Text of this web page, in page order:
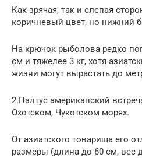
Как зрячая, так и слепая
коричневый цвет, но нижний
На крючок рыболова редко
см и тяжелее 3 кг, хотя
жизни могут вырастать до
2.Палтус американский
Охотском, Чукотском морях.
От азиатского товарища его
размеры (длина до 60 см, вес